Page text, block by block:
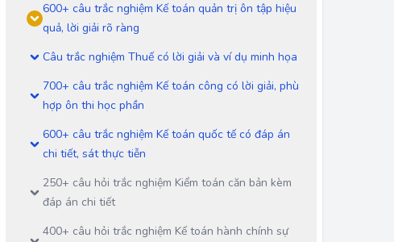
600+ câu trắc nghiệm Kế toán quản trị ôn tập hiệu
quả, lời giải rõ ràng
Câu trắc nghiệm Thuế có lời giải và ví dụ minh họa
700+ câu trắc nghiệm Kế toán công có lời giải, phù
hợp ôn thi học phần
600+ câu trắc nghiệm Kế toán quốc tế có đáp án
chi tiết, sát thực tiễn
250+ câu hỏi trắc nghiệm Kiểm toán căn bản kèm
đáp án chi tiết
400+ câu hỏi trắc nghiệm Kế toán hành chính sự